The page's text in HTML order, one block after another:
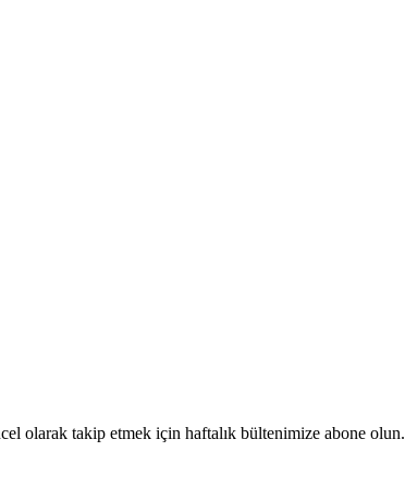
olarak takip etmek için haftalık bültenimize abone olun.